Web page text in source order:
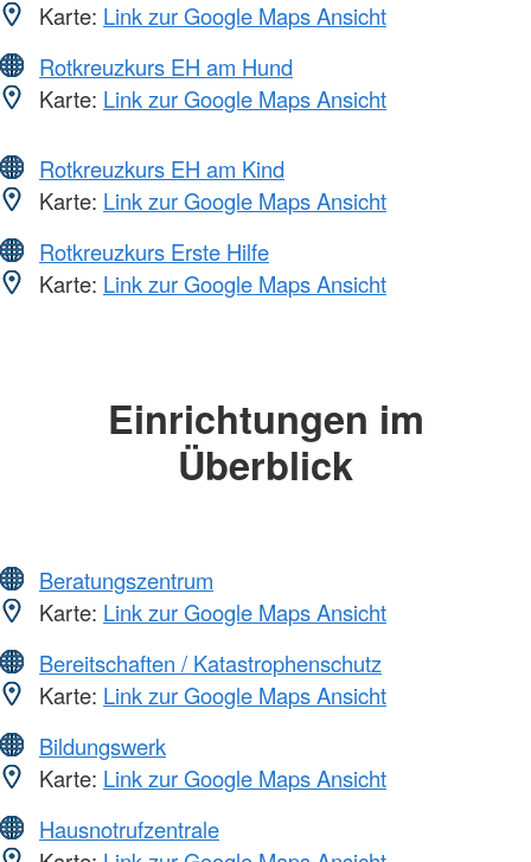
Karte: Link zur Google Maps Ansicht
Rotkreuzkurs EH am Hund
Karte: Link zur Google Maps Ansicht
Rotkreuzkurs EH am Kind
Karte: Link zur Google Maps Ansicht
Rotkreuzkurs Erste Hilfe
Karte: Link zur Google Maps Ansicht
Einrichtungen im
Überblick
Beratungszentrum
Karte: Link zur Google Maps Ansicht
Bereitschaften / Katastrophenschutz
Karte: Link zur Google Maps Ansicht
Bildungswerk
Karte: Link zur Google Maps Ansicht
Hausnotrufzentrale